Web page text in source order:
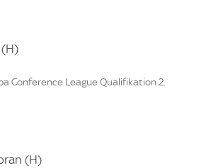
(H)
Conference League Qualifikation 2.
(H)